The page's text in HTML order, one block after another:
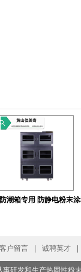
潮箱专用 防静电粉末
客户留言 诚聘英才
事研发和生产热固性粉